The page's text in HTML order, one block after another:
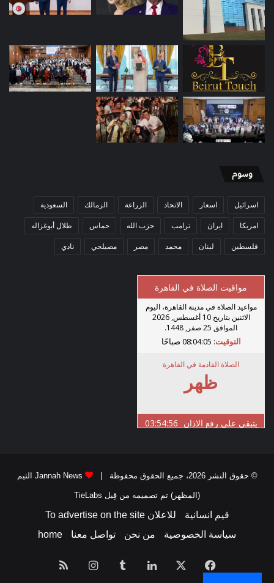
وسوم
اسرائيل اسعار الاتحاد الزراعة الزمالك السعودية
امريكا ايران ترامب حزب الله حماس طلال أبوغزاله
فلسطين لبنان محمد مصر مصيلحي نادي
© حقوق النشر 2026، جميع الحقوق محفوظة | Jannah News الثيم
(المظهر) تم تصميمه من قِبل TieLabs
قيم انسانية
للاعلان To advertise on the site
سياسة الخصوصية
من نحن تواصل معنا home
فيسبوك لينكدإن انستقرام